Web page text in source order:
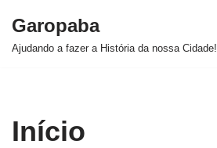
Pular
Garopaba
Ajudando a fazer a História da nossa Cidade!
Início